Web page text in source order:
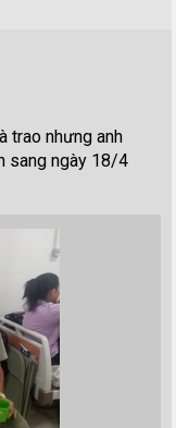
trao nhưng anh
sang ngày 18/4